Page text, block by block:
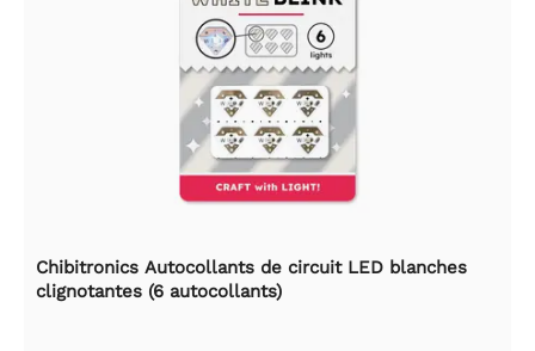
Chibitronics Autocollants de circuit LED blanches
clignotantes (6 autocollants)